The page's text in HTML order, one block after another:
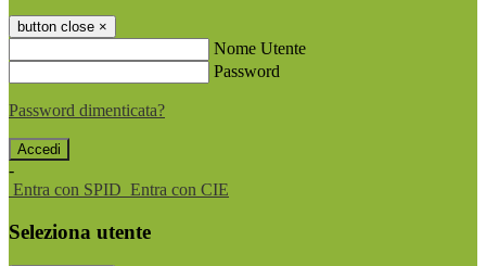
button close ×
Nome Utente
Password
Password dimenticata?
-
Entra con SPID Entra con CIE
Seleziona utente